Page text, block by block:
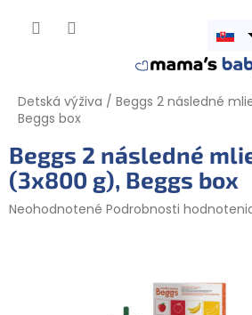
Detská výživa / Beggs 2 následné
Beggs box
Beggs 2 následné
(3x800 g), Beggs box
Priemerné
Neohodnotené Podrobnosti